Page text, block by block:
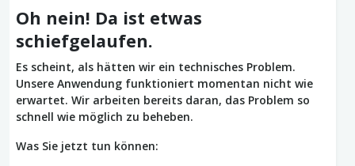
Oh nein! Da ist etwas
schiefgelaufen.
Es scheint, als hätten wir ein technisches Problem.
Unsere Anwendung funktioniert momentan nicht wie
erwartet. Wir arbeiten bereits daran, das Problem so
schnell wie möglich zu beheben.
Was Sie jetzt tun können: